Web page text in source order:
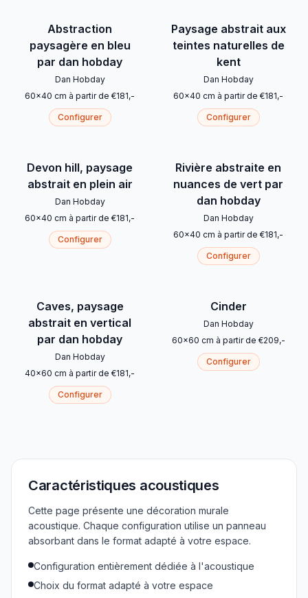
Abstraction
paysagère en bleu
par dan hobday
Dan Hobday
60x40 cm à partir de €181,-
Configurer
Paysage abstrait aux
teintes naturelles de
kent
Dan Hobday
60x40 cm à partir de €181,-
Configurer
Devon hill, paysage
abstrait en plein air
Dan Hobday
60x40 cm à partir de €181,-
Configurer
Rivière abstraite en
nuances de vert par
dan hobday
Dan Hobday
60x40 cm à partir de €181,-
Configurer
Caves, paysage
abstrait en vertical
par dan hobday
Dan Hobday
40x60 cm à partir de €181,-
Configurer
Cinder
Dan Hobday
60x60 cm à partir de €209,-
Configurer
Caractéristiques acoustiques
Cette page présente une décoration murale
acoustique. Chaque configuration utilise un panneau
absorbant dans le format adapté à votre espace.
Configuration entièrement dédiée à l'acoustique
Choix du format adapté à votre espace